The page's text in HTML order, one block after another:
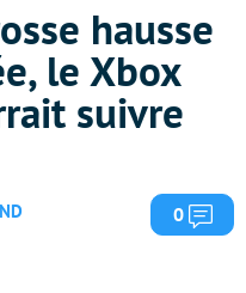
hausse
le Xbox
suivre
0